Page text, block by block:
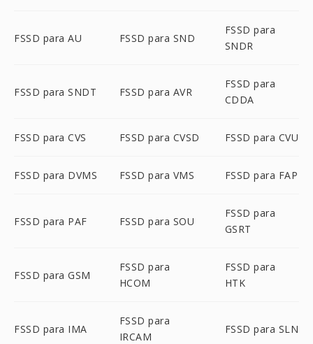
FSSD para AU FSSD para SND
FSSD para
SNDR
FSSD para SNDT FSSD para AVR
FSSD para
CDDA
FSSD para CVS FSSD para CVSD FSSD para CVU
FSSD para DVMS FSSD para VMS FSSD para FAP
FSSD para PAF FSSD para SOU
FSSD para
GSRT
FSSD para GSM
FSSD para
HCOM
FSSD para
HTK
FSSD para IMA
FSSD para
IRCAM
FSSD para SLN